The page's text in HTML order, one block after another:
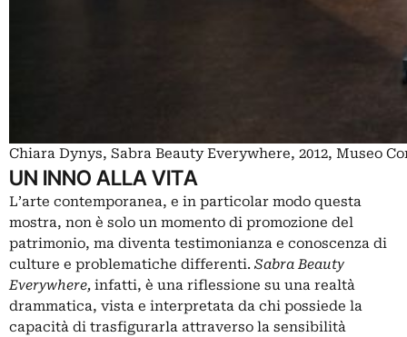
Chiara Dynys, Sabra Beauty Everywhere, 2012, Museo
UN INNO ALLA VITA
L’arte contemporanea, e in particolar modo questa
mostra, non è solo un momento di promozione del
patrimonio, ma diventa testimonianza e conoscenza di
culture e problematiche differenti. Sabra Beauty
Everywhere, infatti, è una riflessione su una realtà
drammatica, vista e interpretata da chi possiede la
capacità di trasfigurarla attraverso la sensibilità